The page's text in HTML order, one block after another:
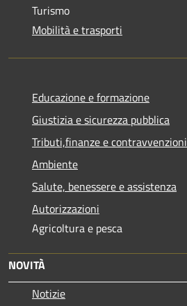
Turismo
Mobilità e trasporti
Educazione e formazione
Giustizia e sicurezza pubblica
Tributi,finanze e contravvenzioni
Ambiente
Salute, benessere e assistenza
Autorizzazioni
Agricoltura e pesca
NOVITÀ
Notizie